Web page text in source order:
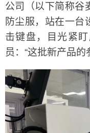
公司（以下简称谷
防尘服，站在一台
击键盘，目光紧
员：“这批新产品